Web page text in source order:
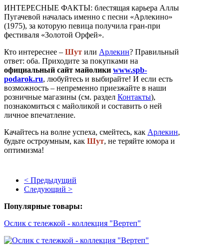
ИНТЕРЕСНЫЕ ФАКТЫ: блестящая карьера Аллы
Пугачевой началась именно с песни «Арлекино»
(1975), за которую певица получила гран-при
фестиваля «Золотой Орфей».
Кто интереснее – Шут или Арлекин? Правильный
ответ: оба. Приходите за покупками на
официальный сайт майолики www.spb-
podarok.ru, любуйтесь и выбирайте! И если есть
возможность – непременно приезжайте в наши
розничные магазины (см. раздел Контакты),
познакомиться с майоликой и составить о ней
личное впечатление.
Качайтесь на волне успеха, смейтесь, как Арлекин,
будьте остроумным, как Шут, не теряйте юмора и
оптимизма!
< Предыдущий
Следующий >
Популярные товары:
Ослик с тележкой - коллекция "Вертеп"